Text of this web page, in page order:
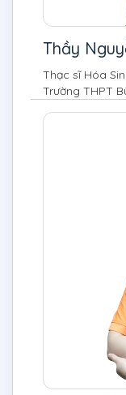
Thầy
Thạc sĩ Hóa
Trường THPT